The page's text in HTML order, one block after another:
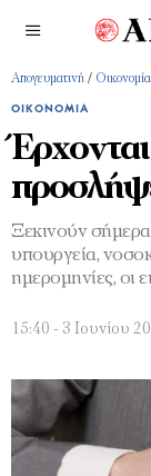
Απογευματινή / Οικονομία
ΟΙΚΟΝΟΜΊΑ
Ξεκινούν
υπουργεία,
ημερομηνίες, οι
15:40 - 3 Ιουνίου